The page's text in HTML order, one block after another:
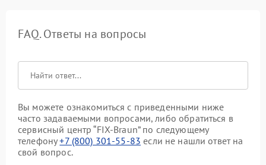
FAQ. Ответы на вопросы
Вы можете ознакомиться с приведенными ниже
часто задаваемыми вопросами, либо обратиться в
сервисный центр “FIX-Braun” по следующему
телефону+7 (800) 301-55-83 если не нашли ответ на
свой вопрос.